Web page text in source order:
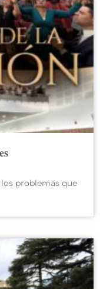
problemas que